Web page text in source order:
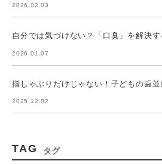
2026.02.03
自分では気づけない？「口臭」を解決す
2026.01.07
指しゃぶりだけじゃない！子どもの歯
2025.12.02
TAG タグ